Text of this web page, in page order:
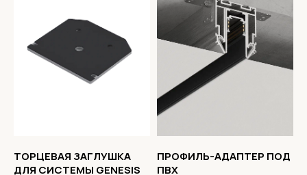
ТОРЦЕВАЯ ЗАГЛУШКА
ДЛЯ СИСТЕМЫ GENESIS
ПРОФИЛЬ-АДАПТЕР ПОД
ПВХ